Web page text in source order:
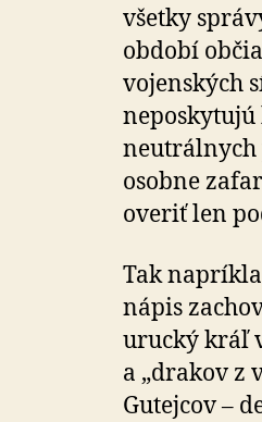
všetky
období
vojenských
neutrálnych
osobne
overiť len
Tak
nápis
urucký kráľ
a „drakov z
Gutejcov –